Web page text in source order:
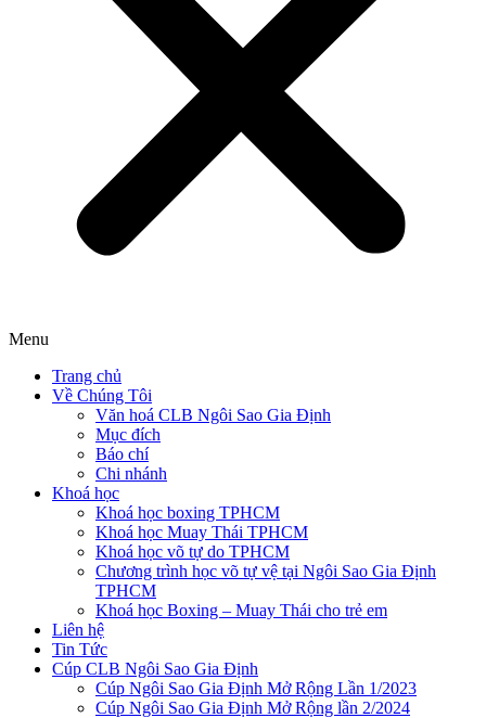
Menu
Trang chủ
Về Chúng Tôi
Văn hoá CLB Ngôi Sao Gia Định
Mục đích
Báo chí
Chi nhánh
Khoá học
Khoá học boxing TPHCM
Khoá học Muay Thái TPHCM
Khoá học võ tự do TPHCM
Chương trình học võ tự vệ tại Ngôi Sao Gia Định
TPHCM
Khoá học Boxing – Muay Thái cho trẻ em
Liên hệ
Tin Tức
Cúp CLB Ngôi Sao Gia Định
Cúp Ngôi Sao Gia Định Mở Rộng Lần 1/2023
Cúp Ngôi Sao Gia Định Mở Rộng lần 2/2024